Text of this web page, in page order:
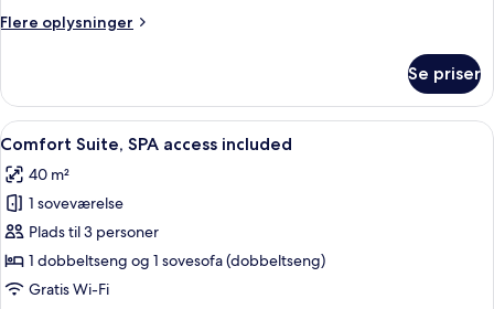
included
Flere oplysninger
Flere
(Parc),
SPA
access
Se priser
Indlæs
alle
billeder
af
Comfort
Suite,
SPA
Et hotelværelse med seng,
4
Comfort Suite, SPA access included
40 m²
1 soveværelse
Plads til 3 personer
1 dobbeltseng og 1 sovesofa (dobbeltseng)
Gratis Wi-Fi